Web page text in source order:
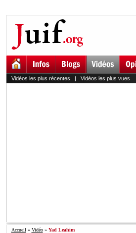
Vidéos les plus récentes | Vidéos les plus vues
Accueil » Vidéo» Yad Leahim